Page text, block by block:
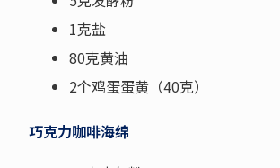
1克盐
80克黄油
2个鸡蛋蛋黄（40克）
巧克力咖啡海绵